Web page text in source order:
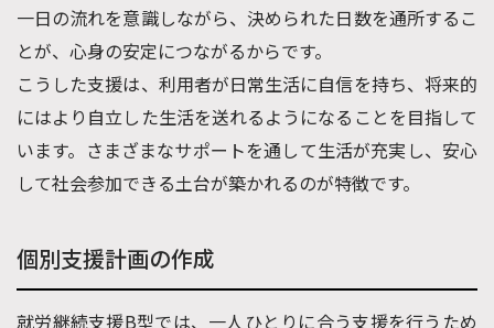
一日の流れを意識しながら、決められた日数を通所するこ
とが、心身の安定につながるからです。
こうした支援は、利用者が日常生活に自信を持ち、将来的
にはより自立した生活を送れるようになることを目指して
います。さまざまなサポートを通して生活が充実し、安心
して社会参加できる土台が築かれるのが特徴です。
個別支援計画の作成
就労継続支援B型では、一人ひとりに合う支援を行うため